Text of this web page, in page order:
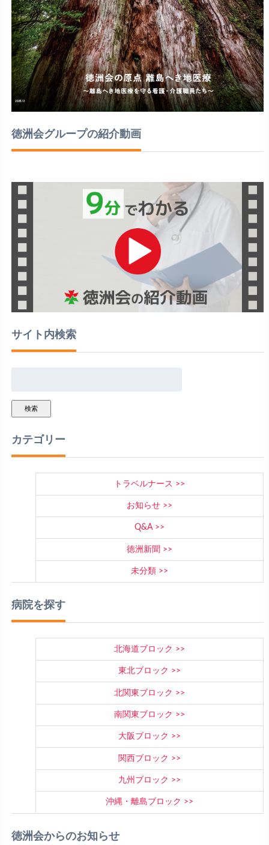
徳洲会グループの紹介動画
サイト内検索
検索
カテゴリー
トラベルナース
お知らせ
Q&A
徳洲新聞
未分類
病院を探す
北海道ブロック
東北ブロック
北関東ブロック
南関東ブロック
大阪ブロック
関西ブロック
九州ブロック
沖縄・離島ブロック
徳洲会からのお知らせ